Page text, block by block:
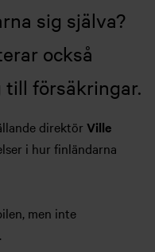
sig själva?
också
försäkringar.
direktör Ville
i hur finländarna
men inte